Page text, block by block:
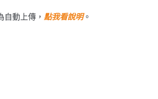
動上傳， 點我看說明。